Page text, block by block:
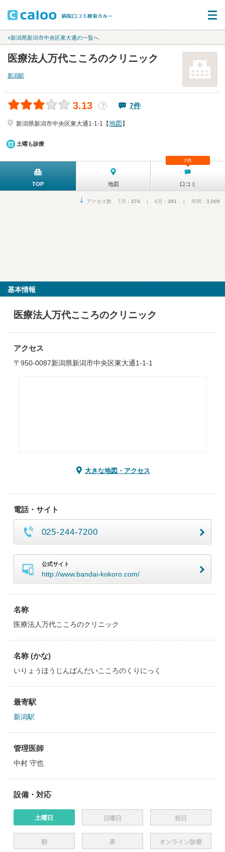
«新潟県新潟市中央区東大通の一覧へ
医療法人万代こころのクリニック
新潟駅
3.13 ？ 7件
新潟県新潟市中央区東大通1-1-1【地図 】
土曜も診療
TOP 地図 口コミ
7件
アクセス数 7月： 274 | 6月： 391 | 年間： 3,009
基本情報
医療法人万代こころのクリニック
アクセス
〒950-0087新潟県新潟市中央区東大通1-1-1
大きな地図・アクセス
電話・サイト
025-244-7200
公式サイト
http://www.bandai-kokoro.com/
名称
医療法人万代こころのクリニック
名称 (かな)
いりょうほうじんばんだいこころのくりにっく
最寄駅
新潟駅
管理医師
中村 守也
設備・対応
土曜日 日曜日 祝日
朝 夜 オンライン診療